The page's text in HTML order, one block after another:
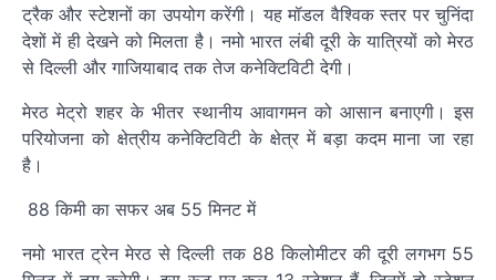
ट्रैक और स्टेशनों का उपयोग करेंगी। यह मॉडल वैश्विक स्तर पर चुनिंदा
देशों में ही देखने को मिलता है। नमो भारत लंबी दूरी के यात्रियों को मेरठ
से दिल्ली और गाजियाबाद तक तेज कनेक्टिविटी देगी।
मेरठ मेट्रो शहर के भीतर स्थानीय आवागमन को आसान बनाएगी। इस
परियोजना को क्षेत्रीय कनेक्टिविटी के क्षेत्र में बड़ा कदम माना जा रहा
है।
88 किमी का सफर अब 55 मिनट में
नमो भारत ट्रेन मेरठ से दिल्ली तक 88 किलोमीटर की दूरी लगभग 55